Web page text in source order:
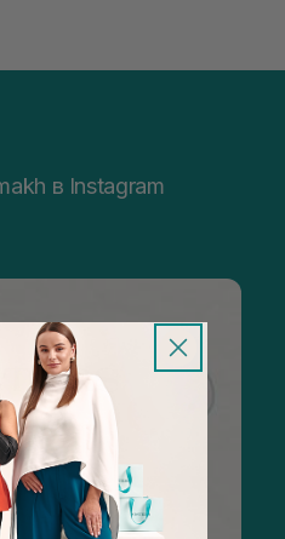
в Instagram